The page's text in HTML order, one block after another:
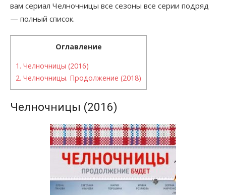
вам сериал Челночницы все сезоны все серии подряд
— полный список.
Оглавление
1. Челночницы (2016)
2. Челночницы. Продолжение (2018)
Челночницы (2016)